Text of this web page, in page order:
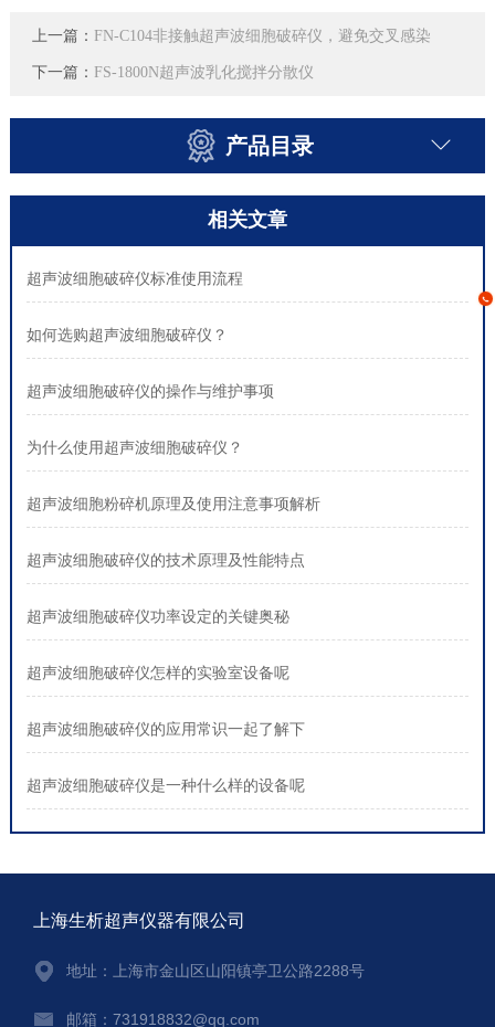
上一篇： FN-C104非接触超声波细胞破碎仪，避免交叉感染
下一篇： FS-1800N超声波乳化搅拌分散仪
产品目录
相关文章
超声波细胞破碎仪标准使用流程
如何选购超声波细胞破碎仪？
超声波细胞破碎仪的操作与维护事项
为什么使用超声波细胞破碎仪？
超声波细胞粉碎机原理及使用注意事项解析
超声波细胞破碎仪的技术原理及性能特点
超声波细胞破碎仪功率设定的关键奥秘
超声波细胞破碎仪怎样的实验室设备呢
超声波细胞破碎仪的应用常识一起了解下
超声波细胞破碎仪是一种什么样的设备呢
上海生析超声仪器有限公司
地址：上海市金山区山阳镇亭卫公路2288号
邮箱：731918832@qq.com